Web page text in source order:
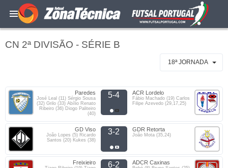
CN 2ª DIVISÃO - SÉRIE B
18ª JORNADA
Paredes
José Leal (11) Sérgio Sousa
(32) Grilo (33) Abílio Renato
Ribeiro (36) Diogo Paliteiro
(40)
5-4 ACR Lordelo
Fábio Machado (19) Carlos
Filipe Azevedo (29,17,25)
GD Viso
João Lopes (5) Ricardo
Santos (20) Kukes (38)
3-2 GDR Retorta
João Mota (35,24)
Freixieiro 6-2 ADCR Caxinas